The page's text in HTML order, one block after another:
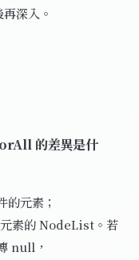
深入。
的差異是什
元素；
素的 NodeList。若
null，